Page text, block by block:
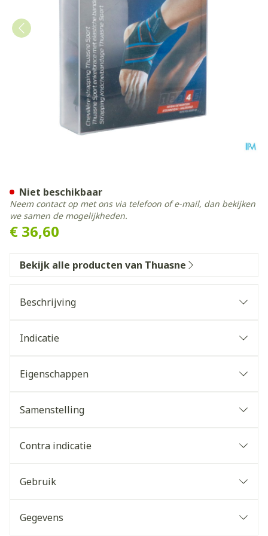
€ 36,60
Niet beschikbaar
Neem contact op met ons via telefoon of e-mail, dan bekijken
we samen de mogelijkheden.
Bekijk alle producten van Thuasne
Beschrijving
Indicatie
Eigenschappen
Samenstelling
Contra indicatie
Gebruik
Gegevens